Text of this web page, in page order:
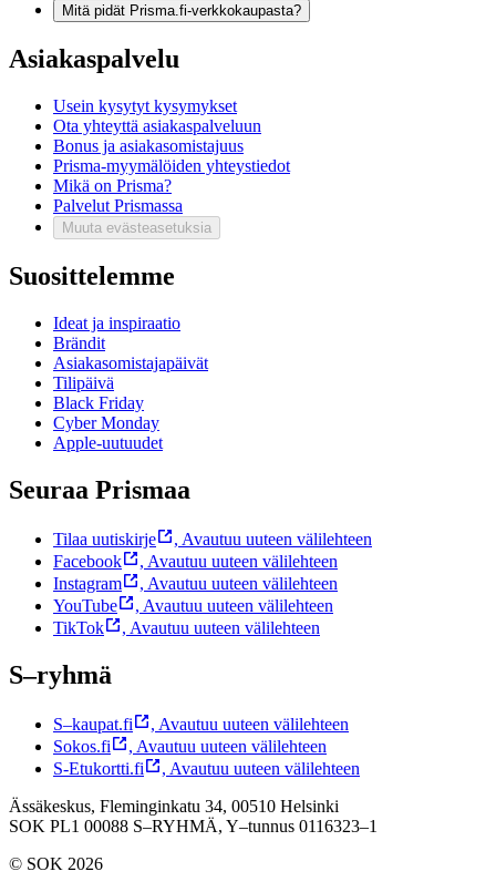
Mitä pidät Prisma.fi-verkkokaupasta?
Asiakaspalvelu
Usein kysytyt kysymykset
Ota yhteyttä asiakaspalveluun
Bonus ja asiakasomistajuus
Prisma-myymälöiden yhteystiedot
Mikä on Prisma?
Palvelut Prismassa
Muuta evästeasetuksia
Suosittelemme
Ideat ja inspiraatio
Brändit
Asiakasomistajapäivät
Tilipäivä
Black Friday
Cyber Monday
Apple-uutuudet
Seuraa Prismaa
Tilaa uutiskirje , Avautuu uuteen välilehteen
Facebook
, Avautuu uuteen välilehteen
Instagram
, Avautuu uuteen välilehteen
YouTube
, Avautuu uuteen välilehteen
TikTok
, Avautuu uuteen välilehteen
S–ryhmä
S–kaupat.fi , Avautuu uuteen välilehteen
Sokos.fi
, Avautuu uuteen välilehteen
S-Etukortti.fi
, Avautuu uuteen välilehteen
Ässäkeskus, Fleminginkatu 34, 00510 Helsinki
SOK PL1 00088 S–RYHMÄ, Y–tunnus 0116323–1
© SOK 2026